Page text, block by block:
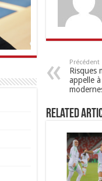
Précédent
Risques
appelle
Related